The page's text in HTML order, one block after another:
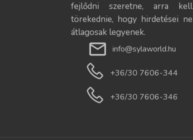
fejlődni szeretne, arra kell
törekednie, hogy hirdetései ne
átlagosak legyenek.
info@sylaworld.hu
+36/30 7606-344
+36/30 7606-346